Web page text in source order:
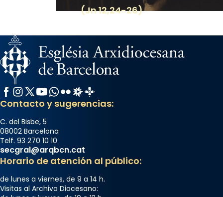
(Jn 12,24-26)
Facebook
Instagram
X / Twitter
YouTube
WhatsApp
FlickrRadio Estel
Catalunya Cristiana
Contacto y sugerencias:
C. del Bisbe, 5
08002 Barcelona
Telf. 93 270 10 10
secgral@arqbcn.cat
Horario de atención al público:
de lunes a viernes, de 9 a 14 h.
Visitas al Archivo Diocesano: